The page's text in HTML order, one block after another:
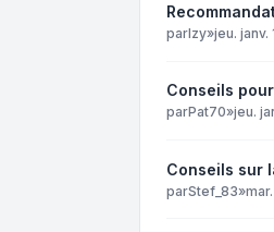
parIzy»jeu. janv.
Conseils
parPat70»jeu.
Conseils sur
parStef_83»